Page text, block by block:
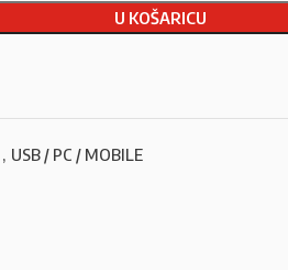
U KOŠARICU
, USB / PC / MOBILE